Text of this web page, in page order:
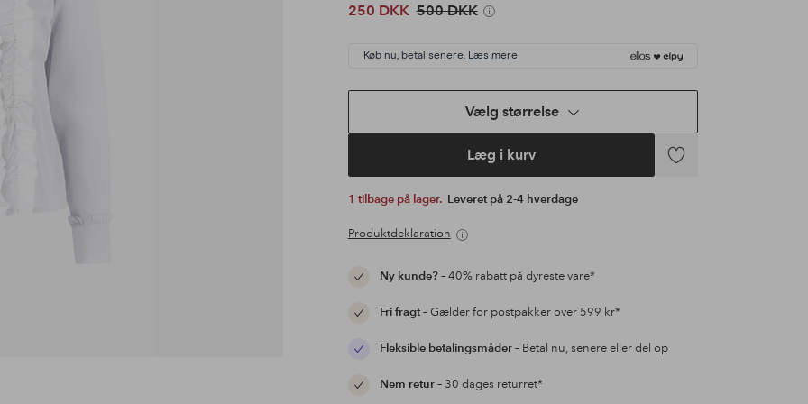
250 DKK 500 DKK
Køb nu, betal senere. Læs mere
Vælg størrelse
Læg i kurv
Tilføj
1 tilbage på lager. Leveret på 2-4 hverdage
Produktdeklaration
Ny kunde?– 40% rabatt på dyreste vare*
Fri fragt– Gælder for postpakker over 599 kr*
Fleksible betalingsmåder– Betal nu, senere eller del op
Nem retur– 30 dages returret*